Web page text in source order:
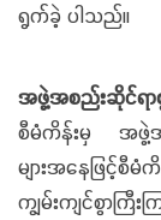
ရွက်ခဲ့ ပါသည်။
အဖွဲ့အစည်းဆိုင်ရာစွ
စီမံကိန်းမှ အဖွဲ့အ
များအနေဖြင့်စီ
ကျွမ်းကျင်စွာက